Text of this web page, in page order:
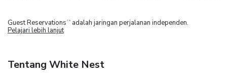
Guest Reservations TM
adalah jaringan perjalanan independen.
Pelajari lebih lanjut
Tentang White Nest